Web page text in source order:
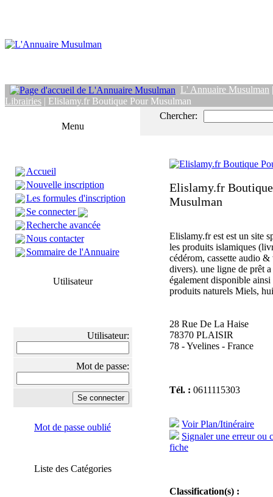
L' Annuaire Musulman
Librairies | Elislamy.fr Boutique Pour Musulman
Menu
Accueil
Nouvelle inscription
Les formules d'inscription
Se connecter
Recherche avancée
Nous contacter
Sommaire de l'Annuaire
Utilisateur
Utilisateur:
Mot de passe:
Mot de passe oublié
Liste des Catégories
Chercher:
Elislamy.fr
Musulman
Elislamy.fr est est un site
les produits islamiques
cédérom, cassette audio
divers). une ligne de prêt a
également disponible ainsi
produits naturels Miels,
28 Rue De La Haise
78370 PLAISIR
78 - Yvelines - France
Tél. : 0611115303
Voir Plan/Itinéraire
Signaler une erreur ou
fiche
Classification(s) :